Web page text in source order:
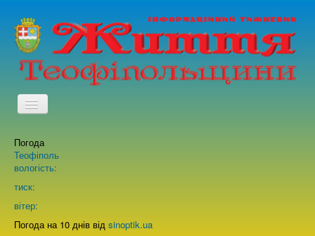
TPL_PROTOSTAR_TOGGLE_MENU
Про нас
Погода
Теофіполь
вологість:
тиск:
вітер:
Погода на 10 днів від sinoptik.ua